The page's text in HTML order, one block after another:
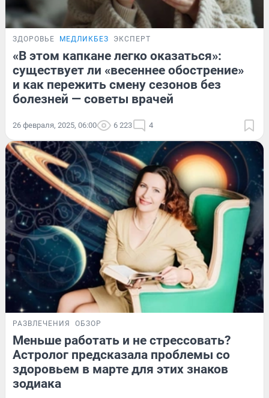
ЗДОРОВЬЕ МЕДЛИКБЕЗ ЭКСПЕРТ
«В этом капкане легко оказаться»:
существует ли «весеннее обострение»
и как пережить смену сезонов без
болезней — советы врачей
26 февраля, 2025, 06:00 6 223 4
РАЗВЛЕЧЕНИЯ ОБЗОР
Меньше работать и не стрессовать?
Астролог предсказала проблемы со
здоровьем в марте для этих знаков
зодиака